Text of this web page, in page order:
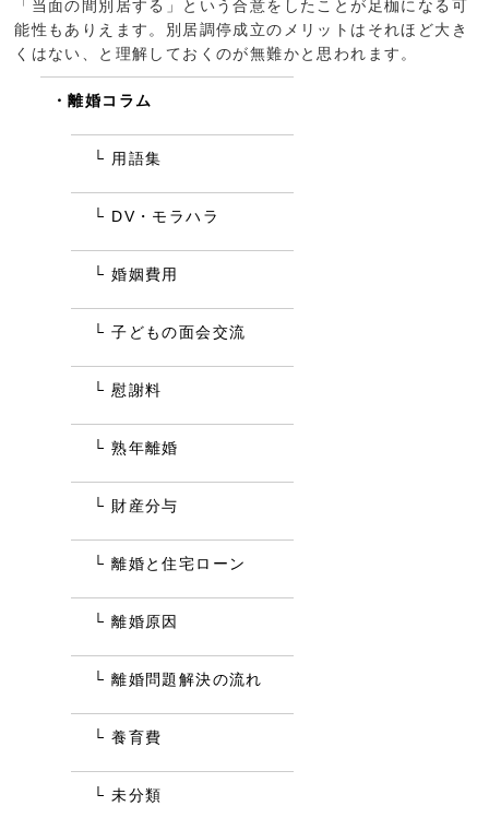
「当面の間別居する」という合意をしたことが足枷になる可
能性もありえます。別居調停成立のメリットはそれほど大き
くはない、と理解しておくのが無難かと思われます。
離婚コラム
用語集
DV・モラハラ
婚姻費用
子どもの面会交流
慰謝料
熟年離婚
財産分与
離婚と住宅ローン
離婚原因
離婚問題解決の流れ
養育費
未分類